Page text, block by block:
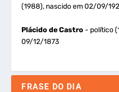
(1988), nascido em 02/09/
Plácido de Castro - político
09/12/1873
FRASE DO DIA